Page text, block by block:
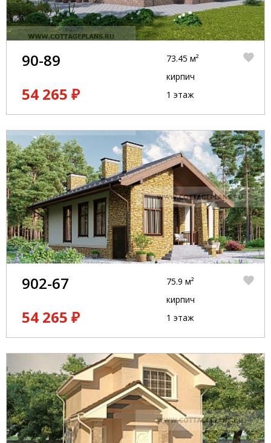
90-89
54 265 ₽
73.45 м²
кирпич
1 этаж
902-67
54 265 ₽
75.9 м²
кирпич
1 этаж